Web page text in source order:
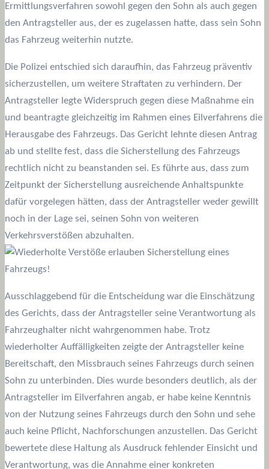
Ermittlungsverfahren sowohl gegen den Sohn als auch gegen
den Antragsteller aus, der es zugelassen hatte, dass sein Sohn
das Fahrzeug weiterhin nutzte.
Die Polizei entschied sich daraufhin, das Fahrzeug präventiv
sicherzustellen, um weitere Straftaten zu verhindern. Der
Antragsteller legte Widerspruch gegen diese Maßnahme ein
und beantragte gleichzeitig im Rahmen eines Eilverfahrens die
Herausgabe des Fahrzeugs. Das Gericht lehnte diesen Antrag
ab und stellte fest, dass die Sicherstellung des Fahrzeugs
rechtlich nicht zu beanstanden sei. Es führte aus, dass zum
Zeitpunkt der Sicherstellung ausreichende Anhaltspunkte
dafür vorgelegen hätten, dass der Antragsteller weder gewillt
noch in der Lage sei, seinen Sohn von weiteren
Verkehrsverstößen abzuhalten.
Ausschlaggebend für die Entscheidung war die Einschätzung
des Gerichts, dass der Antragsteller seine Verantwortung als
Fahrzeughalter nicht wahrgenommen habe. Trotz
wiederholter Auffälligkeiten zeigte der Antragsteller keine
Bereitschaft, den Missbrauch seines Fahrzeugs durch seinen
Sohn zu unterbinden. Dies wurde besonders deutlich, als der
Antragsteller im Eilverfahren angab, er habe keine Kenntnis
von der Nutzung seines Fahrzeugs durch den Sohn und sehe
auch keine Pflicht, Nachforschungen anzustellen. Das Gericht
bewertete diese Haltung als Ausdruck fehlender Einsicht und
Verantwortung, was die Annahme einer konkreten